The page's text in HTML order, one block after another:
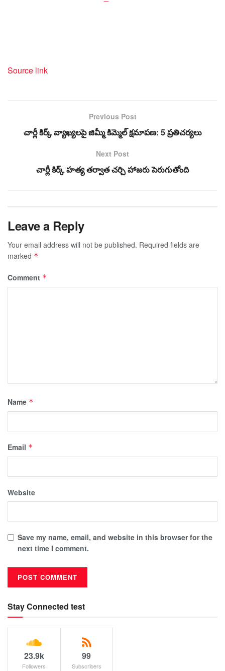
Source link
Previous Post
చార్లీ కిర్క్ వ్యాఖ్యలపై జిమ్మీ కిమ్మెల్ క్షమాపణ: 5 ప్రతిచర్యలు
Next Post
చార్లీ కిర్క్ హత్య తర్వాత చర్చి హాజరు పెరుగుతోంది
Leave a Reply
Your email address will not be published. Required fields are
marked *
Comment *
Name *
Email *
Website
Save my name, email, and website in this browser for the
next time I comment.
Stay Connected test
23.9k
Followers
99
Subscribers